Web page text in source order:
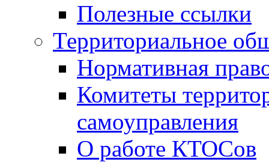
Полезные ссылки
Территориальное
Нормативная
Комитеты
самоуправления
О работе КТОСов